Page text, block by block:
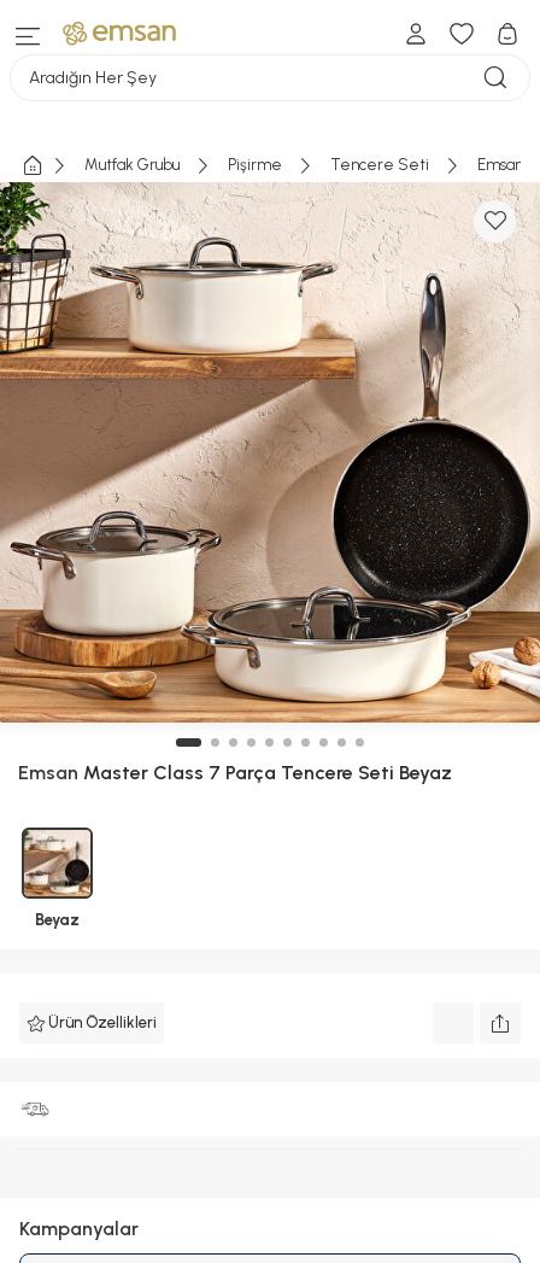
Aradığın Her Şey
Mutfak Grubu Pişirme Tencere Seti Emsan
Emsan Master Class 7 Parça Tencere Seti Beyaz
Beyaz
Ürün Özellikleri
Kampanyalar